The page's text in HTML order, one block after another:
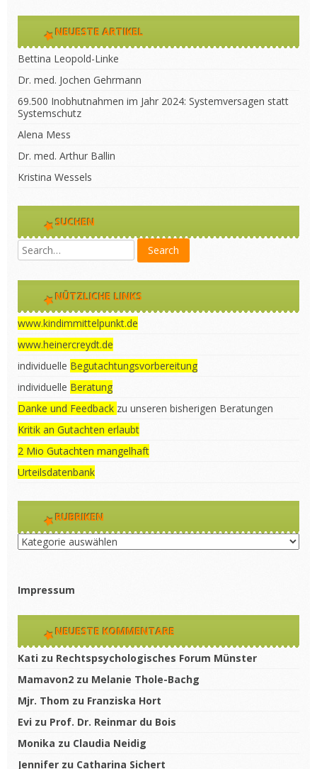
NEUESTE ARTIKEL
Bettina Leopold-Linke
Dr. med. Jochen Gehrmann
69.500 Inobhutnahmen im Jahr 2024: Systemversagen statt
Systemschutz
Alena Mess
Dr. med. Arthur Ballin
Kristina Wessels
SUCHEN
NÜTZLICHE LINKS
www.kindimmittelpunkt.de
www.heinercreydt.de
individuelle Begutachtungsvorbereitung
individuelle Beratung
Danke und Feedback zu unseren bisherigen Beratungen
Kritik an Gutachten erlaubt
2 Mio Gutachten mangelhaft
Urteilsdatenbank
RUBRIKEN
Rubriken
Impressum
NEUESTE KOMMENTARE
Kati zu Rechtspsychologisches Forum Münster
Mamavon2 zu Melanie Thole-Bachg
Mjr. Thom zu Franziska Hort
Evi zu Prof. Dr. Reinmar du Bois
Monika zu Claudia Neidig
Jennifer zu Catharina Sichert